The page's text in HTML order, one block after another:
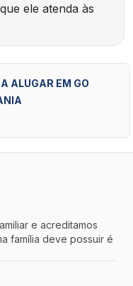
ele atenda às
ALUGAR EM GO
e acreditamos
família deve possuir é